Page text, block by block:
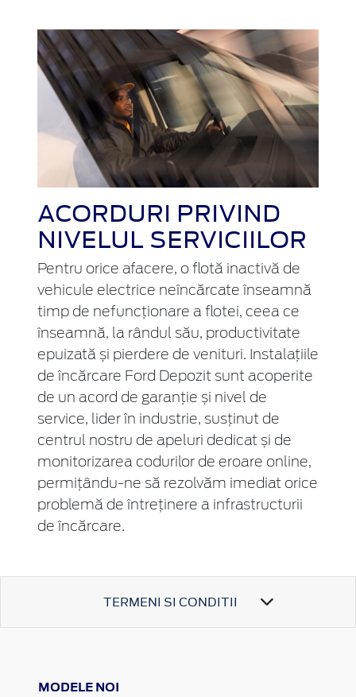
ACORDURI PRIVIND
NIVELUL SERVICIILOR
Pentru orice afacere, o flotă inactivă de
vehicule electrice neîncărcate înseamnă
timp de nefuncționare a flotei, ceea ce
înseamnă, la rândul său, productivitate
epuizată și pierdere de venituri. Instalațiile
de încărcare Ford Depozit sunt acoperite
de un acord de garanție și nivel de
service, lider în industrie, susținut de
centrul nostru de apeluri dedicat și de
monitorizarea codurilor de eroare online,
permițându-ne să rezolvăm imediat orice
problemă de întreținere a infrastructurii
de încărcare.
TERMENI SI CONDITII
MODELE NOI